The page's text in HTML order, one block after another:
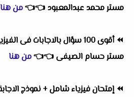
مستر محمد عبدالمعبود 👈
👈من هنا
⏪
مستر حسام الصيفى👈
👈من هنا
⏪